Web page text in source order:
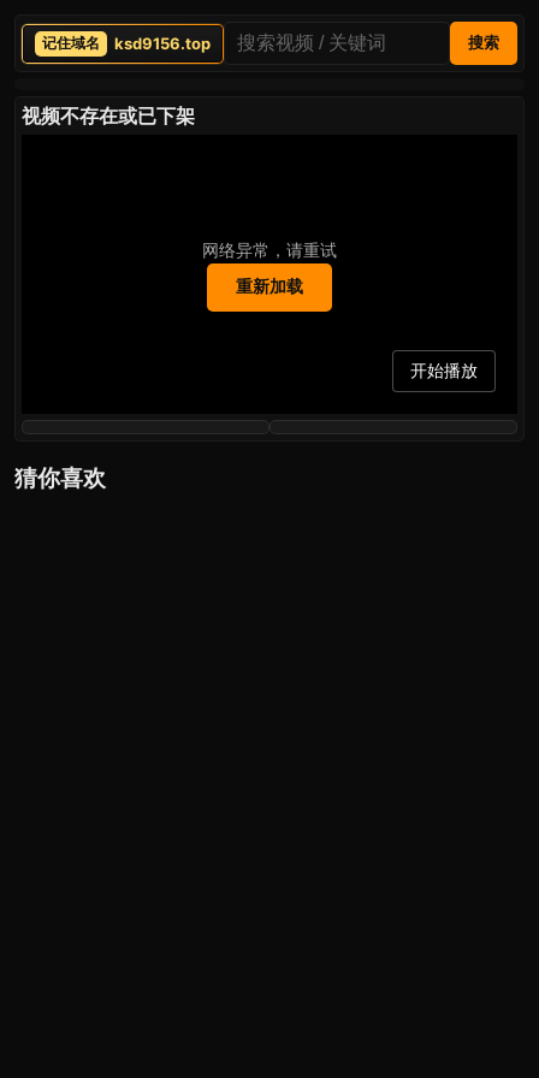
ksd9156.top 搜索
视频不存在或已下架
网络异常，请重试
重新加载
开始播放
猜你喜欢